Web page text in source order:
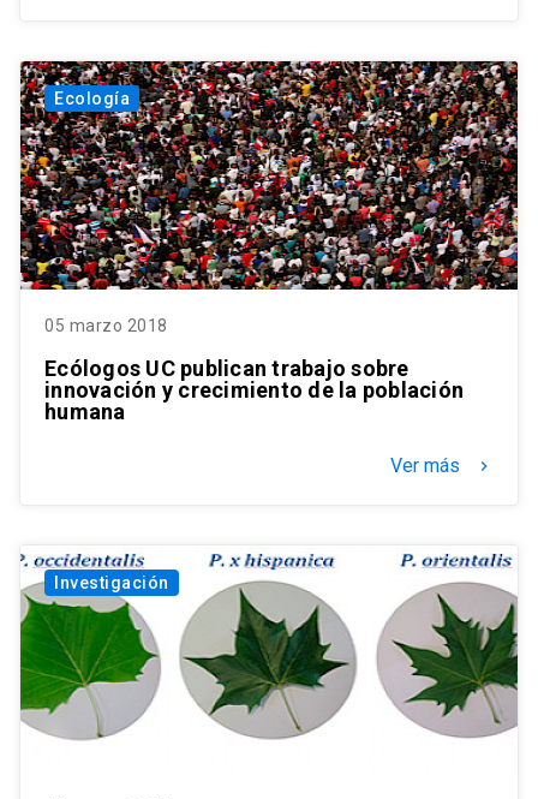
Ecología
05 marzo 2018
Ecólogos UC publican trabajo sobre
innovación y crecimiento de la población
humana
Ver más keyboard_arrow_right
Investigación